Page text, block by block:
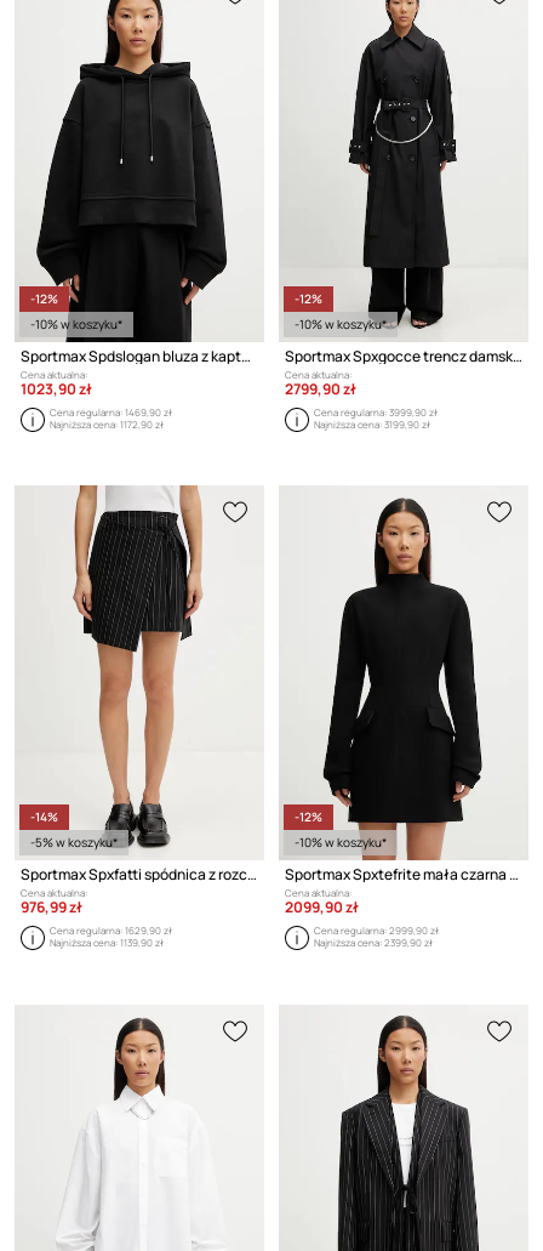
-12%
-10% w koszyku*
Sportmax Spdslogan bluza z kapturem bawełniana damska
Cena aktualna:
1023,90 zł
Cena regularna:1469,90 zł
Najniższa cena:1172,90 zł
-12%
-10% w koszyku*
Sportmax Spxgocce trencz damski z bawełną
Cena aktualna:
2799,90 zł
Cena regularna:3999,90 zł
Najniższa cena:3199,90 zł
-14%
-5% w koszyku*
Sportmax Spxfatti spódnica z rozcięciem z wełną
Cena aktualna:
976,99 zł
Cena regularna:1629,90 zł
Najniższa cena:1139,90 zł
-12%
-10% w koszyku*
Sportmax Spxtefrite mała czarna gładka z wełną
Cena aktualna:
2099,90 zł
Cena regularna:2999,90 zł
Najniższa cena:2399,90 zł